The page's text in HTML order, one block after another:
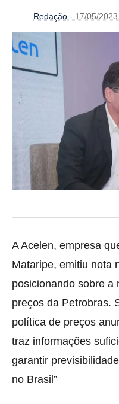
Redação - 17/05/
A Acelen, empresa
Mataripe, emitiu nota
posicionando sobre a
preços da Petrobras.
política de preços
traz informações
garantir
no Brasil”